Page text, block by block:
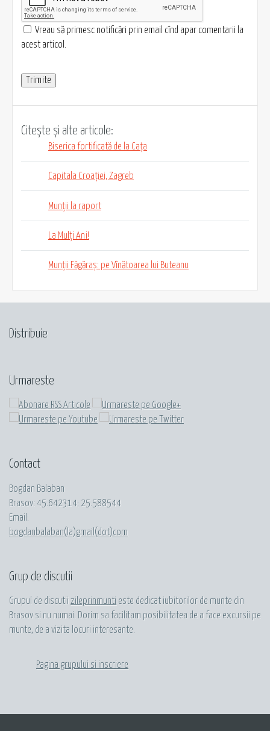
Vreau să primesc notificări prin email cînd apar comentarii la
acest articol.
Citește și alte articole:
Biserica fortificată de la Cața
Capitala Croației, Zagreb
Munții la raport
La Mulți Ani!
Munții Făgăraș: pe Vînătoarea lui Buteanu
Distribuie
Urmareste
Contact
Bogdan Balaban
Brasov: 45.642314; 25.588544
Email:
bogdanbalaban(la)gmail(dot)com
Grup de discutii
Grupul de discutii zileprinmunti este dedicat iubitorilor de munte din
Brasov si nu numai. Dorim sa facilitam posibilitatea de a face excursii pe
munte, de a vizita locuri interesante.
Pagina grupului si inscriere